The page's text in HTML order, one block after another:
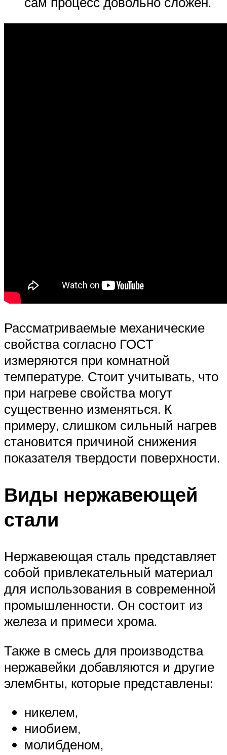
Рассматриваемые механические
свойства согласно ГОСТ
измеряются при комнатной
температуре. Стоит учитывать, что
при нагреве свойства могут
существенно изменяться. К
примеру, слишком сильный нагрев
становится причиной снижения
показателя твердости поверхности.
Виды нержавеющей
стали
Нержавеющая сталь представляет
собой привлекательный материал
для использования в современной
промышленности. Он состоит из
железа и примеси хрома.
Также в смесь для производства
нержавейки добавляются и другие
элем6нты, которые представлены:
никелем,
ниобием,
молибденом,